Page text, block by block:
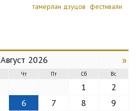
тамерлан дзуцов фестивали
Август 2026 »
Чт Пт Сб Вс
1
2
6 7 8
9